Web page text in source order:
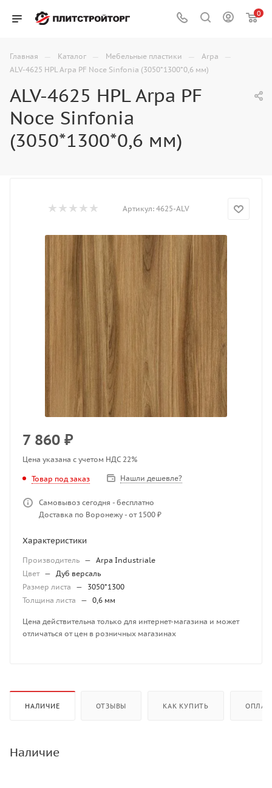
0
Главная — Каталог — Мебельные пластики — Arpa —
ALV-4625 HPL Arpa PF Noce Sinfonia (3050*1300*0,6 мм)
ALV-4625 HPL Arpa PF
Noce Sinfonia
(3050*1300*0,6 мм)
Артикул: 4625-ALV
7 860 ₽
Цена указана с учетом НДС 22%
Товар под заказ Нашли дешевле?
Самовывоз сегодня - бесплатно
Доставка по Воронежу - от 1500 ₽
Характеристики
Производитель — Arpa Industriale
Цвет — Дуб версаль
Размер листа
—
3050*1300
Толщина листа
— 0,6 мм
Цена действительна только для интернет-магазина и может
отличаться от цен в розничных магазинах
НАЛИЧИЕ ОТЗЫВЫ КАК КУПИТЬ
Наличие